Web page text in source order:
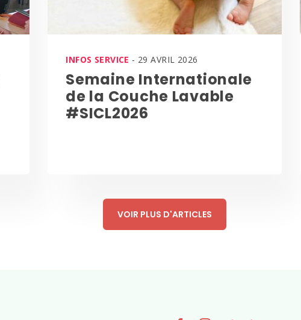
INFOS SERVICE - 29 AVRIL 2026
Semaine Internationale
de la Couche Lavable
#SICL2026
VOIR PLUS D'ARTICLES